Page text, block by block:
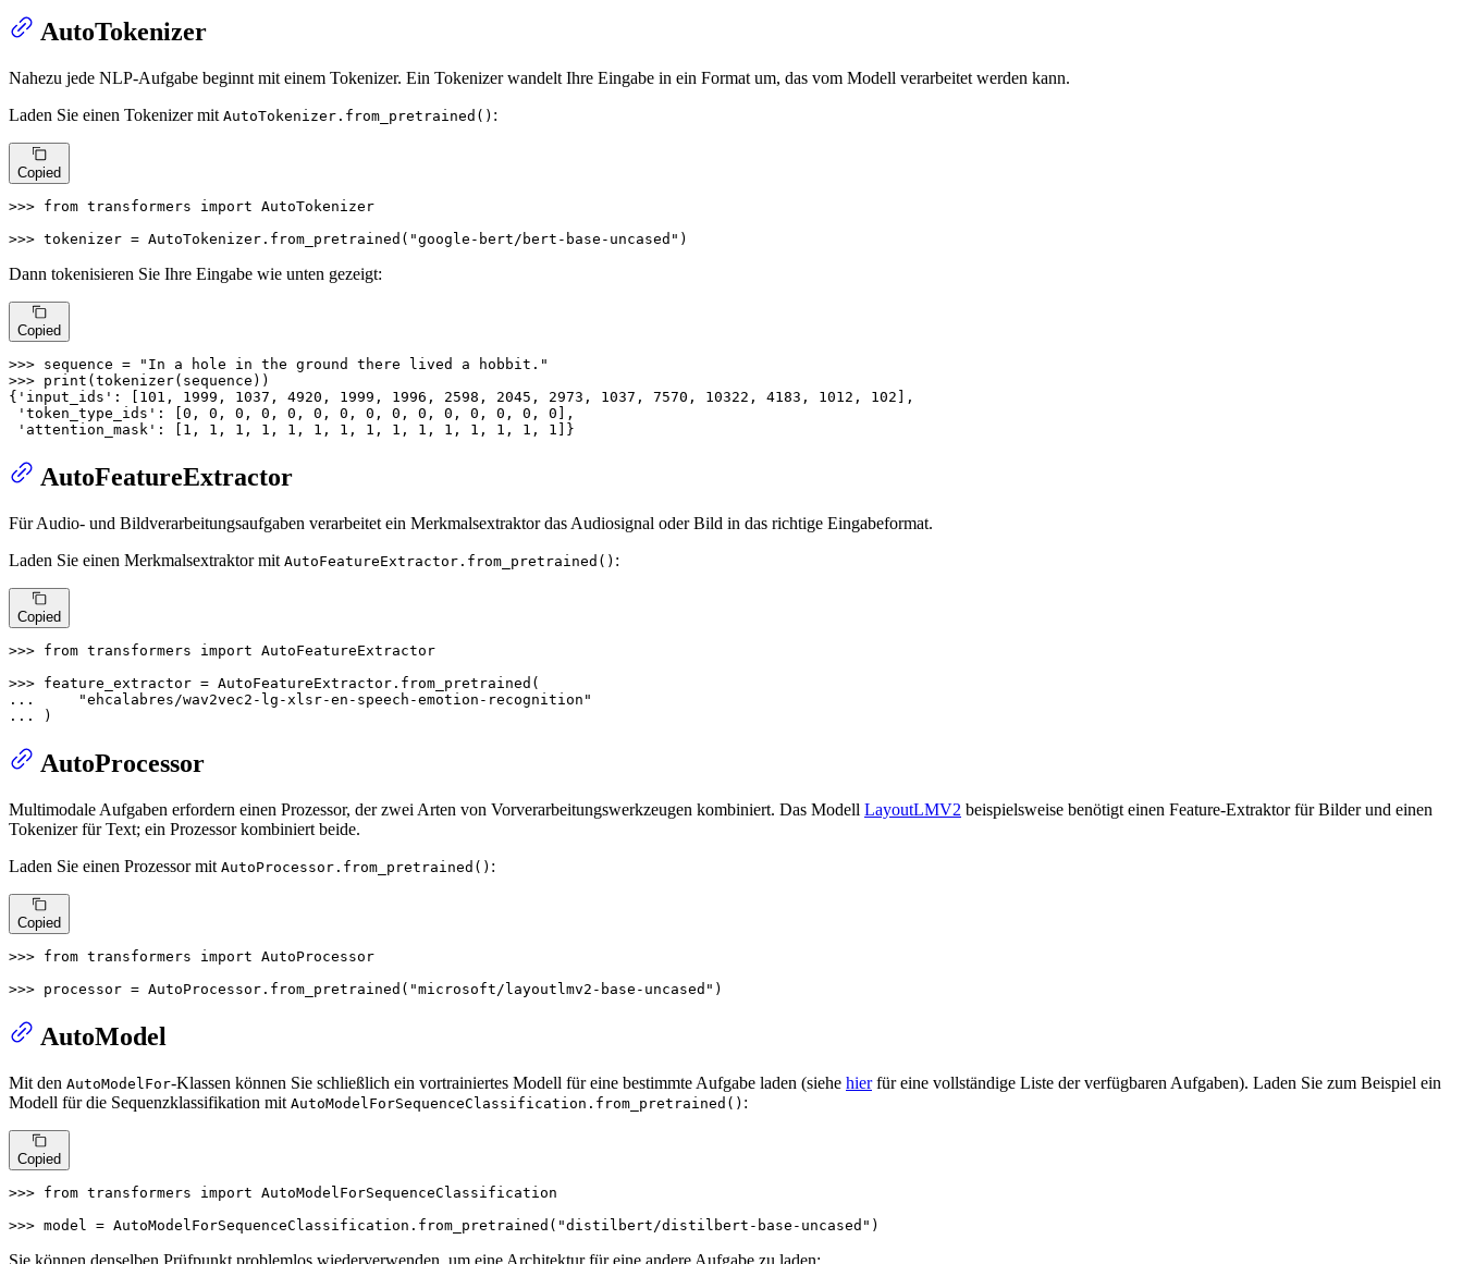
AutoTokenizer
Nahezu jede NLP-Aufgabe beginnt mit einem Tokenizer. Ein Tokenizer wandelt Ihre Eingabe in ein Format um, das vom Modell verarbeitet werden kann.
Laden Sie einen Tokenizer mit AutoTokenizer.from_pretrained() :
Copied
>>> from transformers import AutoTokenizer
>>> tokenizer = AutoTokenizer.from_pretrained( "google-bert/bert-base-uncased" )
Dann tokenisieren Sie Ihre Eingabe wie unten gezeigt:
Copied
>>> sequence =
"In a hole in the ground there lived a hobbit."
>>> print (tokenizer(sequence))
{ 'input_ids' : [ 101 , 1999 , 1037 , 4920 , 1999 , 1996 , 2598 , 2045 , 2973 , 1037 , 7570 , 10322 , 4183 , 1012 , 102 ],
'token_type_ids' : [ 0 , 0 , 0 , 0 , 0 , 0 , 0 , 0 , 0 , 0 , 0 , 0 , 0 , 0 , 0 ],
'attention_mask' : [ 1 , 1 , 1 , 1 , 1 , 1 , 1 , 1 , 1 , 1 , 1 , 1 , 1 , 1 , 1 ]}
AutoFeatureExtractor
Für Audio- und Bildverarbeitungsaufgaben verarbeitet ein Merkmalsextraktor das Audiosignal oder Bild in das richtige Eingabeformat.
Laden Sie einen Merkmalsextraktor mit AutoFeatureExtractor.from_pretrained() :
Copied
>>> from transformers import AutoFeatureExtractor
>>>
...
"ehcalabres/wav2vec2-lg-xlsr-en-speech-emotion-recognition"
...
)
AutoProcessor
Multimodale Aufgaben erfordern einen Prozessor, der zwei Arten von Vorverarbeitungswerkzeugen kombiniert. Das Modell LayoutLMV2 beispielsweise benötigt einen Feature-Extraktor für Bilder und einen
Tokenizer für Text; ein Prozessor kombiniert beide.
Laden Sie einen Prozessor mit AutoProcessor.from_pretrained() :
Copied
>>> from transformers import AutoProcessor
>>> processor = AutoProcessor.from_pretrained( "microsoft/layoutlmv2-base-uncased" )
AutoModel
Mit den AutoModelFor-Klassen können Sie schließlich ein vortrainiertes Modell für eine bestimmte Aufgabe laden (siehe hierfür eine vollständige Liste der verfügbaren Aufgaben). Laden Sie zum Beispiel ein
Modell für die Sequenzklassifikation mit AutoModelForSequenceClassification.from_pretrained() :
Copied
>>> from transformers import AutoModelForSequenceClassification
>>> model = AutoModelForSequenceClassification.from_pretrained( "distilbert/distilbert-base-uncased" )